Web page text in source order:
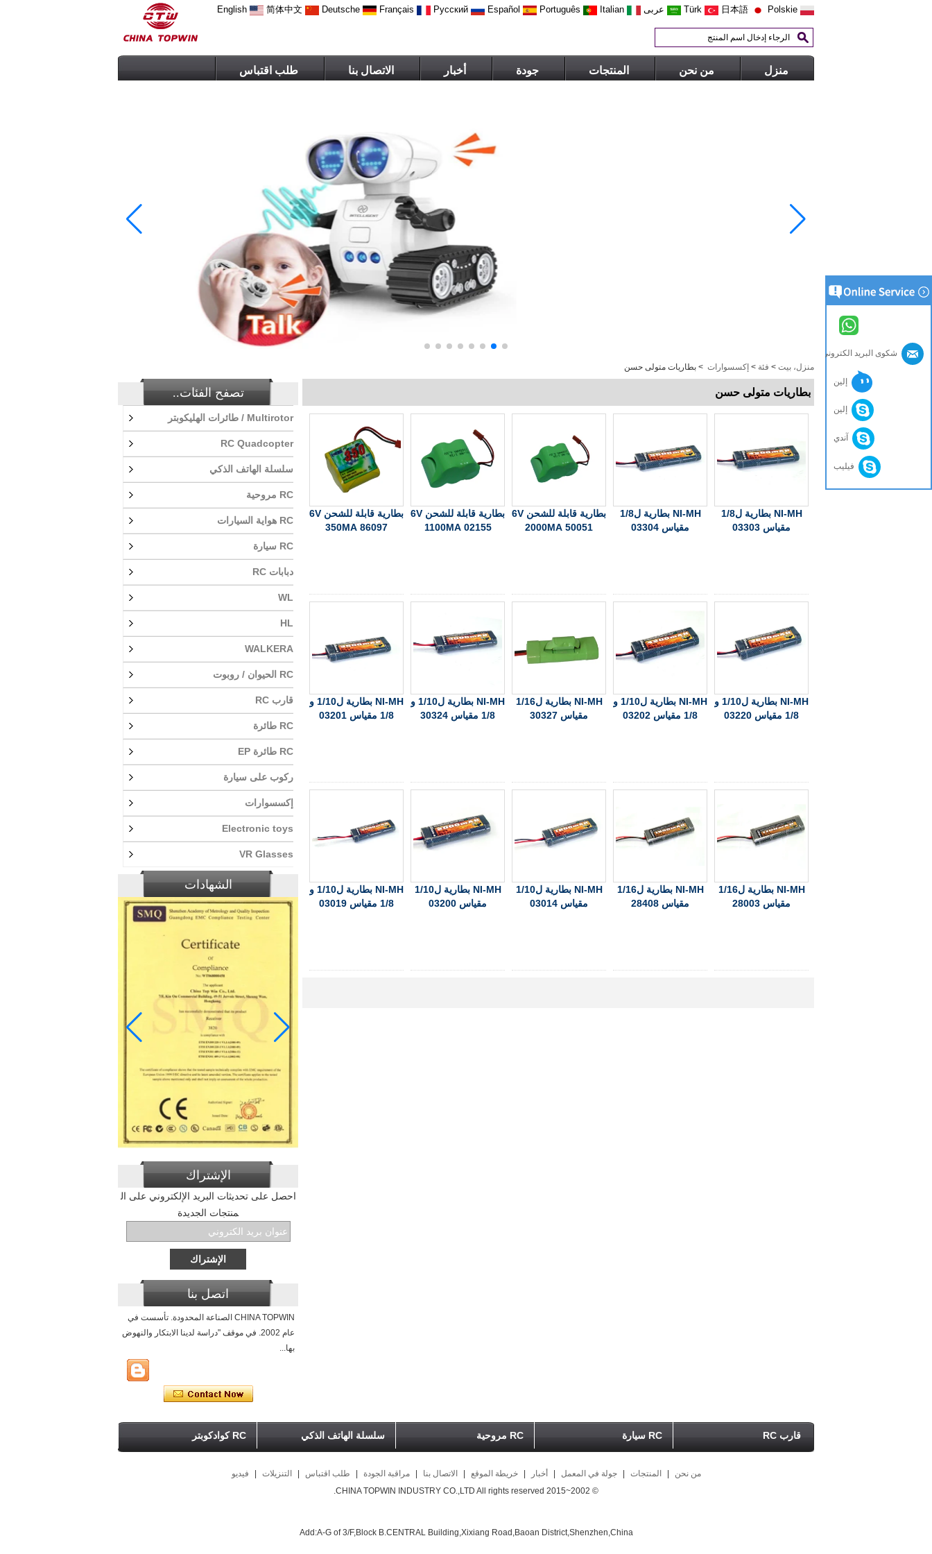
English 简体中文 Deutsche Français Русский Español Português Italian عربى Türk 日本語 Polskie
منزل من نحن المنتجات جودة أخبار الاتصال بنا طلب اقتباس
منزل، بيت > فئة > إكسسوارات > بطاريات متولى حسن
تصفح الفئات..
Multirotor / طائرات الهليكوبتر
RC Quadcopter
سلسلة الهاتف الذكي
RC مروحية
RC هواية السيارات
RC سيارة
دبابات RC
WL
HL
WALKERA
RC الحيوان / روبوت
قارب RC
RC طائرة
RC طائرة EP
ركوب على سيارة
إكسسوارات
Electronic toys
VR Glasses
الشهادات
الإشتراك
احصل على تحديثات البريد الإلكتروني على ال
منتجات الجديدة
اتصل بنا
CHINA TOPWIN الصناعة المحدودة. تأسست في
عام 2002. في موقف "دراسة لدينا الابتكار والنهوض
بها...
بطاريات متولى حسن
بطارية قابلة للشحن 6V
350MA 86097
بطارية قابلة للشحن 6V
1100MA 02155
بطارية قابلة للشحن 6V
2000MA 50051
NI-MH بطارية ل1/8
مقياس 03304
NI-MH بطارية ل1/8
مقياس 03303
NI-MH بطارية ل1/10 و
1/8 مقياس 03201
NI-MH بطارية ل1/10 و
1/8 مقياس 30324
NI-MH بطارية ل1/16
مقياس 30327
NI-MH بطارية ل1/10 و
1/8 مقياس 03202
NI-MH بطارية ل1/10 و
1/8 مقياس 03220
NI-MH بطارية ل1/10 و
1/8 مقياس 03019
NI-MH بطارية ل1/10
مقياس 03200
NI-MH بطارية ل1/10
مقياس 03014
NI-MH بطارية ل1/16
مقياس 28408
NI-MH بطارية ل1/16
مقياس 28003
RC كوادكوبتر سلسلة الهاتف الذكي RC مروحية RC سيارة قارب RC
من نحن المنتجات جولة في المعمل أخبار خريطة الموقع الاتصال بنا مراقبة الجودة طلب اقتباس التنزيلات
فيديو
© 2002~2015 CHINA TOPWIN INDUSTRY CO.,LTD All rights reserved.
Add:A-G of 3/F,Block B.CENTRAL Building,Xixiang Road,Baoan District,Shenzhen,China
شكوى البريد الكتروني
إلين
إلين
آندي
فيليب